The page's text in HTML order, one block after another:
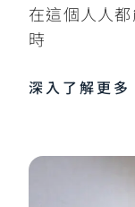
在這個人人
時
深入了解更多